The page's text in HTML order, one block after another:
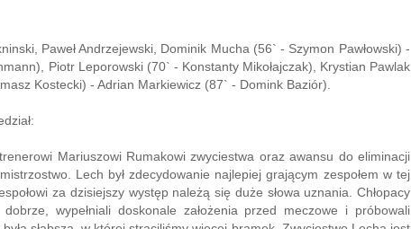
Paweł Andrzejewski, Dominik Mucha (56` - Szymon Pawłowski) -
Piotr Leporowski (70` - Konstanty Mikołajczak), Krystian Pawlak
Kostecki) - Adrian Markiewicz (87` - Domink Baziór).
Mariuszowi Rumakowi zwyciestwa oraz awansu do eliminacji
Lech był zdecydowanie najlepiej grającym zespołem w tej
za dzisiejszy występ należą się duże słowa uznania. Chłopacy
wypełniali doskonale założenia przed meczowe i próbowali